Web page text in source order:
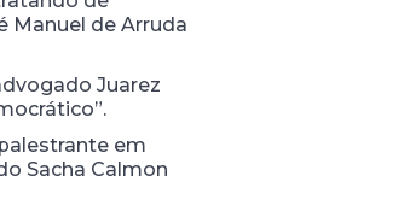
Manuel de Arruda
Juarez
em
Sacha Calmon